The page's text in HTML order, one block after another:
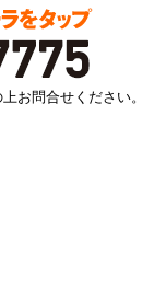
お問合せください。